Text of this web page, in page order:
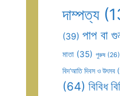
দাম্পত্য
(39) পাপ বা
মাতা (35) পুরুষ (26)
বিদ’আতি দিবস ও উৎসব
(64) বিবিধ